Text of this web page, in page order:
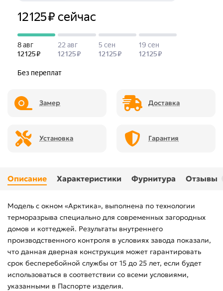
Замер Доставка
Установка Гарантия
Описание Характеристики Фурнитура Отзывы
Модель с окном «Арктика», выполнена по технологии
терморазрыва специально для современных загородных
домов и коттеджей. Результаты внутреннего
производственного контроля в условиях завода показали,
что данная дверная конструкция может гарантировать
срок бесперебойной службы от 15 до 25 лет, если будет
использоваться в соответствии со всеми условиями,
указанными в Паспорте изделия.